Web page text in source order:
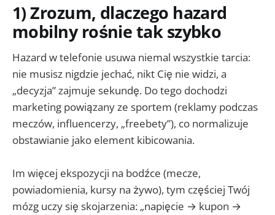
1) Zrozum, dlaczego hazard
mobilny rośnie tak szybko
Hazard w telefonie usuwa niemal wszystkie tarcia:
nie musisz nigdzie jechać, nikt Cię nie widzi, a
„decyzja” zajmuje sekundę. Do tego dochodzi
marketing powiązany ze sportem (reklamy podczas
meczów, influencerzy, „freebety”), co normalizuje
obstawianie jako element kibicowania.
Im więcej ekspozycji na bodźce (mecze,
powiadomienia, kursy na żywo), tym częściej Twój
mózg uczy się skojarzenia: „napięcie → kupon →